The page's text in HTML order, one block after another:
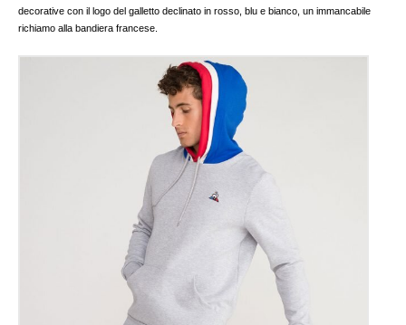
decorative con il logo del galletto declinato in rosso, blu e bianco, un immancabile
richiamo alla bandiera francese.